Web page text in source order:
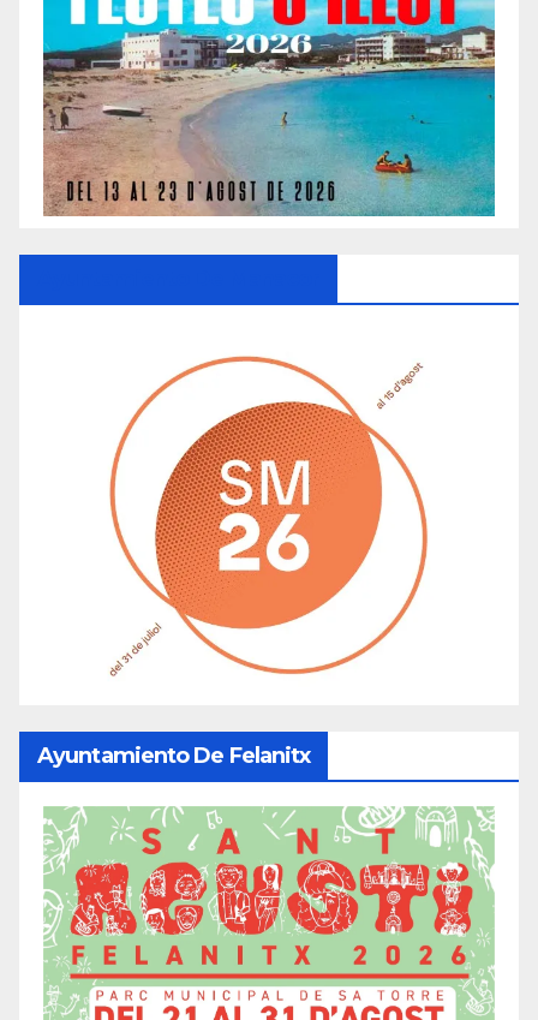
Ayuntamiento De Felanitx